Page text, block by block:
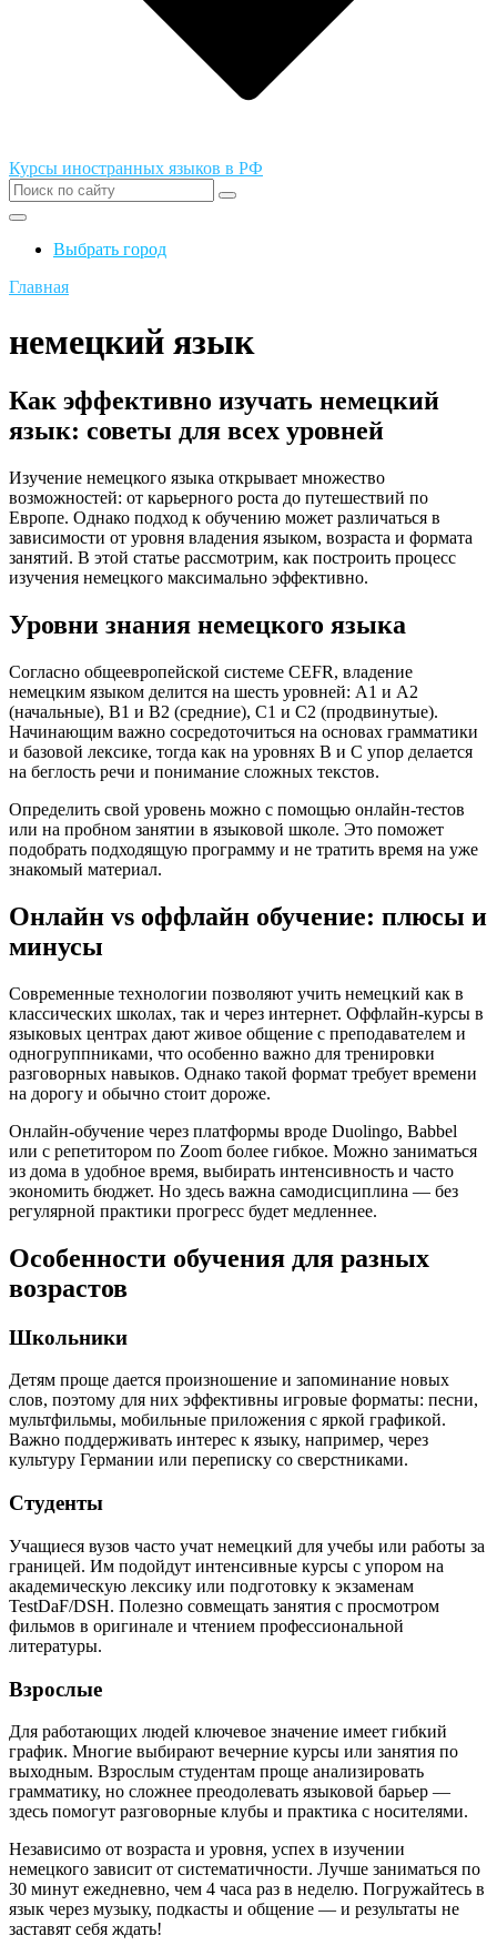
Курсы иностранных языков в РФ
Выбрать город
Главная
немецкий язык
Как эффективно изучать немецкий
язык: советы для всех уровней
Изучение немецкого языка открывает множество
возможностей: от карьерного роста до путешествий по
Европе. Однако подход к обучению может различаться в
зависимости от уровня владения языком, возраста и формата
занятий. В этой статье рассмотрим, как построить процесс
изучения немецкого максимально эффективно.
Уровни знания немецкого языка
Согласно общеевропейской системе CEFR, владение
немецким языком делится на шесть уровней: A1 и A2
(начальные), B1 и B2 (средние), C1 и C2 (продвинутые).
Начинающим важно сосредоточиться на основах грамматики
и базовой лексике, тогда как на уровнях B и C упор делается
на беглость речи и понимание сложных текстов.
Определить свой уровень можно с помощью онлайн-тестов
или на пробном занятии в языковой школе. Это поможет
подобрать подходящую программу и не тратить время на уже
знакомый материал.
Онлайн vs оффлайн обучение: плюсы и
минусы
Современные технологии позволяют учить немецкий как в
классических школах, так и через интернет. Оффлайн-курсы в
языковых центрах дают живое общение с преподавателем и
одногруппниками, что особенно важно для тренировки
разговорных навыков. Однако такой формат требует времени
на дорогу и обычно стоит дороже.
Онлайн-обучение через платформы вроде Duolingo, Babbel
или с репетитором по Zoom более гибкое. Можно заниматься
из дома в удобное время, выбирать интенсивность и часто
экономить бюджет. Но здесь важна самодисциплина — без
регулярной практики прогресс будет медленнее.
Особенности обучения для разных
возрастов
Школьники
Детям проще дается произношение и запоминание новых
слов, поэтому для них эффективны игровые форматы: песни,
мультфильмы, мобильные приложения с яркой графикой.
Важно поддерживать интерес к языку, например, через
культуру Германии или переписку со сверстниками.
Студенты
Учащиеся вузов часто учат немецкий для учебы или работы за
границей. Им подойдут интенсивные курсы с упором на
академическую лексику или подготовку к экзаменам
TestDaF/DSH. Полезно совмещать занятия с просмотром
фильмов в оригинале и чтением профессиональной
литературы.
Взрослые
Для работающих людей ключевое значение имеет гибкий
график. Многие выбирают вечерние курсы или занятия по
выходным. Взрослым студентам проще анализировать
грамматику, но сложнее преодолевать языковой барьер —
здесь помогут разговорные клубы и практика с носителями.
Независимо от возраста и уровня, успех в изучении
немецкого зависит от систематичности. Лучше заниматься по
30 минут ежедневно, чем 4 часа раз в неделю. Погружайтесь в
язык через музыку, подкасты и общение — и результаты не
заставят себя ждать!